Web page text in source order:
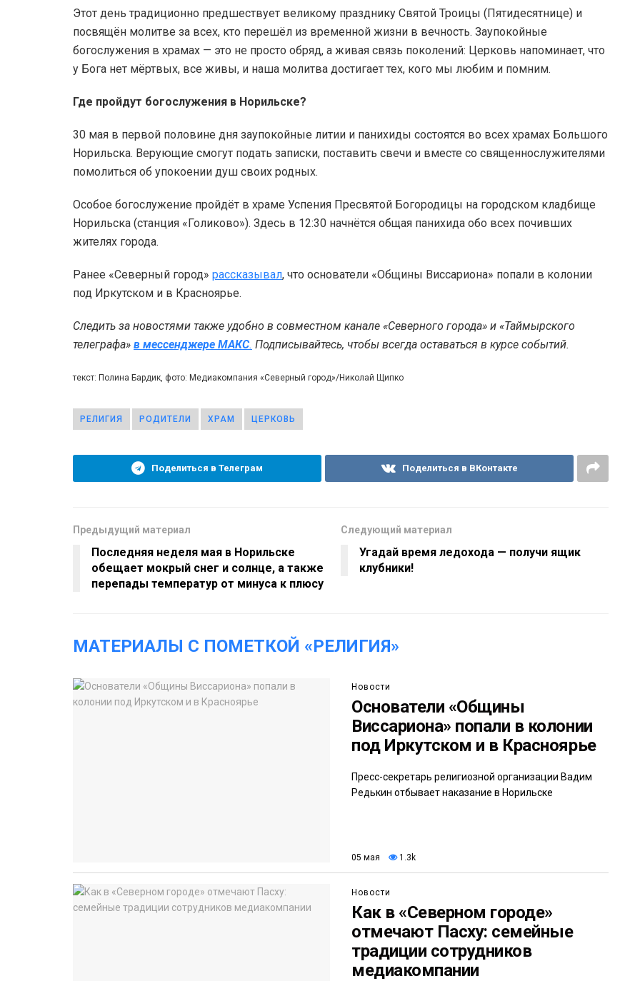
Этот день традиционно предшествует великому празднику Святой Троицы (Пятидесятнице) и
посвящён молитве за всех, кто перешёл из временной жизни в вечность. Заупокойные
богослужения в храмах — это не просто обряд, а живая связь поколений: Церковь напоминает, что
у Бога нет мёртвых, все живы, и наша молитва достигает тех, кого мы любим и помним.
Где пройдут богослужения в Норильске?
30 мая в первой половине дня заупокойные литии и панихиды состоятся во всех храмах Большого
Норильска. Верующие смогут подать записки, поставить свечи и вместе со священнослужителями
помолиться об упокоении душ своих родных.
Особое богослужение пройдёт в храме Успения Пресвятой Богородицы на городском кладбище
Норильска (станция «Голиково»). Здесь в 12:30 начнётся общая панихида обо всех почивших
жителях города.
Ранее «Северный город» рассказывал, что основатели «Общины Виссариона» попали в колонии
под Иркутском и в Красноярье.
Следить за новостями также удобно в совместном канале «Северного города» и «Таймырского
телеграфа» в мессенджере MAКС. Подписывайтесь, чтобы всегда оставаться в курсе событий.
текст: Полина Бардик, фото: Медиакомпания «Северный город»/Николай Щипко
РЕЛИГИЯ РОДИТЕЛИ ХРАМ ЦЕРКОВЬ
Поделиться в Телеграм Поделиться в ВКонтакте
Предыдущий материал
Последняя неделя мая в Норильске
обещает мокрый снег и солнце, а также
перепады температур от минуса к плюсу
Следующий материал
Угадай время ледохода — получи ящик
клубники!
МАТЕРИАЛЫ С ПОМЕТКОЙ «РЕЛИГИЯ»
Новости
Основатели «Общины
Виссариона» попали в колонии
под Иркутском и в Красноярье
Пресс-секретарь религиозной организации Вадим
Редькин отбывает наказание в Норильске
05 мая 1.3k
Новости
Как в «Северном городе»
отмечают Пасху: семейные
традиции сотрудников
медиакомпании